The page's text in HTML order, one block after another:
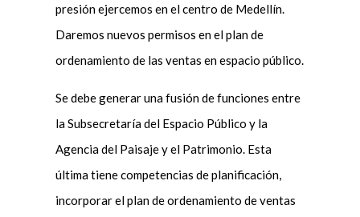
presión ejercemos en el centro de Medellín.
Daremos nuevos permisos en el plan de
ordenamiento de las ventas en espacio público.
Se debe generar una fusión de funciones entre
la Subsecretaría del Espacio Público y la
Agencia del Paisaje y el Patrimonio. Esta
última tiene competencias de planificación,
incorporar el plan de ordenamiento de ventas